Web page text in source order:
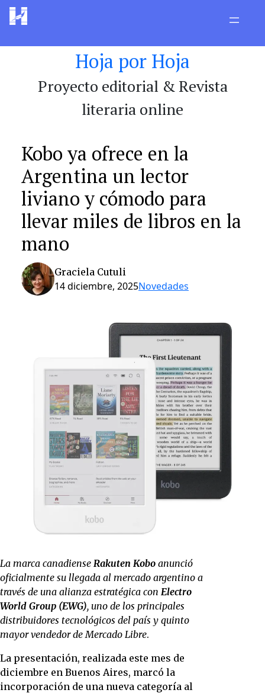
Saltar
Hoja por Hoja
Proyecto editorial & Revista
literaria online
Kobo ya ofrece en la
Argentina un lector
liviano y cómodo para
llevar miles de libros en la
mano
Graciela Cutuli
14 diciembre, 2025Novedades
La marca canadiense Rakuten Kobo anunció
oficialmente su llegada al mercado argentino a
través de una alianza estratégica con Electro
World Group (EWG), uno de los principales
distribuidores tecnológicos del país y quinto
mayor vendedor de Mercado Libre.
La presentación, realizada este mes de
diciembre en Buenos Aires, marcó la
incorporación de una nueva categoría al